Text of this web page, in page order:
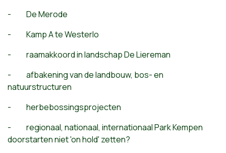
- De Merode
- Kamp A te Westerlo
- raamakkoord in landschap De Liereman
- afbakening van de landbouw, bos- en
natuurstructuren
- herbebossingsprojecten
- regionaal, nationaal, internationaal Park Kempen
doorstarten niet 'on hold' zetten?